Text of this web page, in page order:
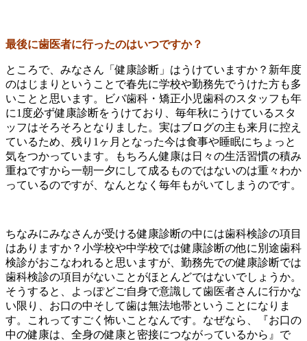
最後に歯医者に行ったのはいつですか？
ところで、みなさん「健康診断」はうけていますか？新年度
のはじまりということで春先に学校や勤務先でうけた方も多
いことと思います。ビバ歯科・矯正小児歯科のスタッフも年
に1度必ず健康診断をうけており、毎年秋にうけているスタ
ッフはそろそろとなりました。実はブログの主も来月に控え
ているため、残り1ヶ月となった今は食事や睡眠にちょっと
気をつかっています。もちろん健康は日々の生活習慣の積み
重ねですから一朝一夕にして成るものではないのは重々わか
っているのですが、なんとなく毎年もがいてしまうのです。
ちなみにみなさんが受ける健康診断の中には歯科検診の項目
はありますか？小学校や中学校では健康診断の他に別途歯科
検診がおこなわれると思いますが、勤務先での健康診断では
歯科検診の項目がないことがほとんどではないでしょうか。
そうすると、よっぽどご自身で意識して歯医者さんに行かな
い限り、お口の中そして歯は無法地帯ということになりま
す。これってすごく怖いことなんです。なぜなら、『お口の
中の健康は、全身の健康と密接につながっているから』で